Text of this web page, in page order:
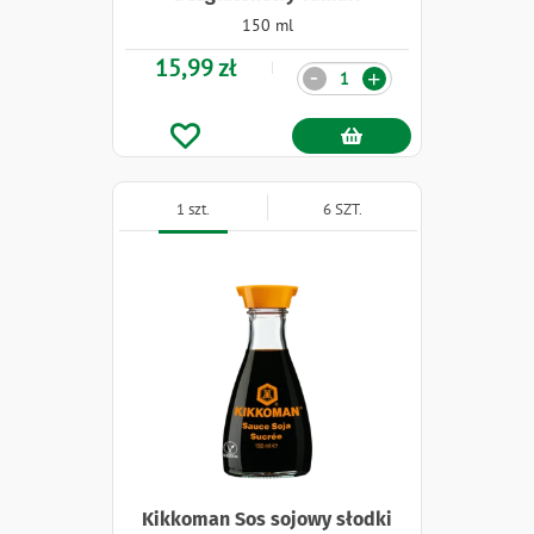
150 ml
15,99 zł Ilość +
-
Kikkoman Sos sojowy słodki
1 szt. 6 SZT.